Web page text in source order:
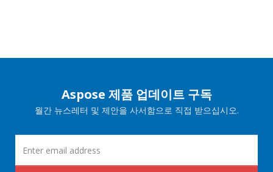
Aspose 제품 업데이트 구독
월간 뉴스레터 및 제안을 사서함으로 직접 받으십시오.